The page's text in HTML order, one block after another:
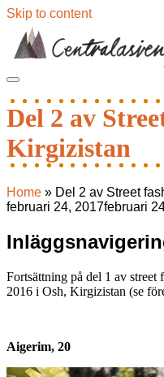
Skip to content
Del 2 av
Kirgizistan
Home » Del 2 av Street
februari 24, 2017februari
Fortsättning på del 1 av street
2016 i Osh, Kirgizistan (se
Aigerim, 20